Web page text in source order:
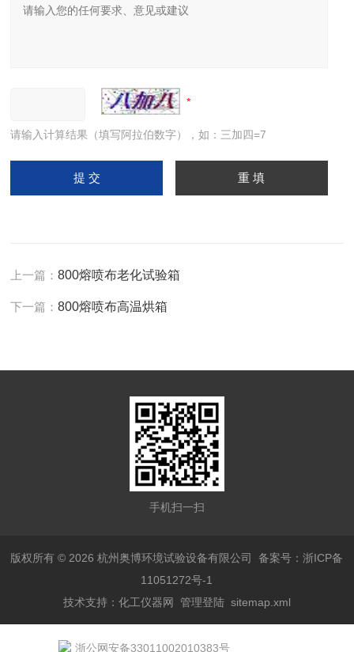
请输入计算结果（填写阿拉伯数字），如：三加四=7
上一篇：800熔喷布老化试验箱
下一篇：800熔喷布高温烘箱
手机扫一扫
版权所有 © 2026 杭州奥博环境试验设备有限公司备案号：浙ICP备
11051272号-1
技术支持： 化工仪器网 管理登陆 sitemap.xml
浙公网安备33011002010383号